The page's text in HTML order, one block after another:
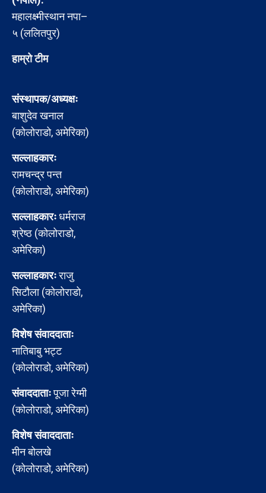
महालक्ष्मीस्थान नपा–
५ (ललितपुर)
हाम्रो टीम
संस्थापक/अध्यक्षः
बाशुदेव खनाल
(कोलोराडो, अमेरिका)
सल्लाहकारः
रामचन्द्र पन्त
(कोलोराडो, अमेरिका)
सल्लाहकारःधर्मराज
श्रेष्ठ (कोलोराडो,
अमेरिका)
सल्लाहकारःराजु
सिटौला (कोलोराडो,
अमेरिका)
विशेष संवाददाताः
नातिबाबु भट्ट
(कोलोराडो, अमेरिका)
संवाददाताःपूजा रेग्मी
(कोलोराडो, अमेरिका)
विशेष संवाददाताः
मीन बोलखे
(कोलोराडो, अमेरिका)